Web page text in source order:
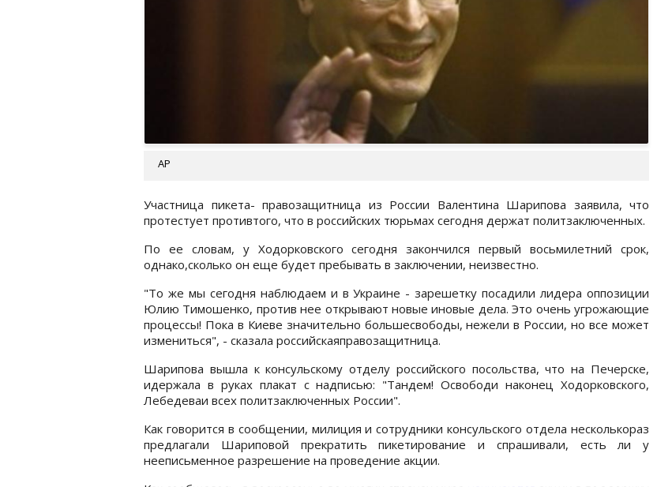
АР
Участница пикета- правозащитница из России Валентина Шарипова заявила, что
протестует противтого, что в российских тюрьмах сегодня держат политзаключенных.
По ее словам, у Ходорковского сегодня закончился первый восьмилетний срок,
однако,сколько он еще будет пребывать в заключении, неизвестно.
"То же мы сегодня наблюдаем и в Украине - зарешетку посадили лидера оппозиции
Юлию Тимошенко, против нее открывают новые иновые дела. Это очень угрожающие
процессы! Пока в Киеве значительно большесвободы, нежели в России, но все может
измениться", - сказала российскаяправозащитница.
Шарипова вышла к консульскому отделу российского посольства, что на Печерске,
идержала в руках плакат с надписью: "Тандем! Освободи наконец Ходорковского,
Лебедеваи всех политзаключенных России".
Как говорится в сообщении, милиция и сотрудники консульского отдела несколькораз
предлагали Шариповой прекратить пикетирование и спрашивали, есть ли у
нееписьменное разрешение на проведение акции.